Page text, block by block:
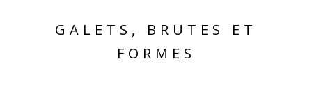
GALETS, BRUTES ET
FORMES